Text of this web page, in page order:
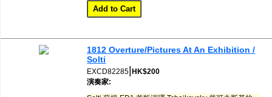
1812 Overture/Pictures At An Exhibition /
Solti
EXCD82285 |HK$200
演奏家: